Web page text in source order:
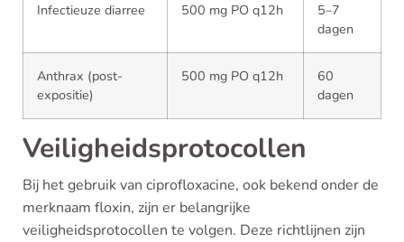
Infectieuze diarree 500 mg PO q12h
5–7
dagen
Anthrax (post-
expositie)
500 mg PO q12h
60
dagen
Veiligheidsprotocollen
Bij het gebruik van ciprofloxacine, ook bekend onder de
merknaam floxin, zijn er belangrijke
veiligheidsprotocollen te volgen. Deze richtlijnen zijn